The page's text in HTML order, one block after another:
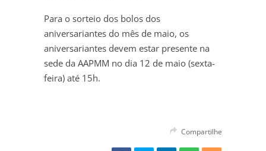
Para o sorteio dos bolos dos
aniversariantes do mês de maio, os
aniversariantes devem estar presente na
sede da AAPMM no dia 12 de maio (sexta-
feira) até 15h.
Compartilhe